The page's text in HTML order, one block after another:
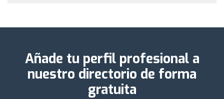
Añade tu perfil profesional a
nuestro directorio de forma
gratuita